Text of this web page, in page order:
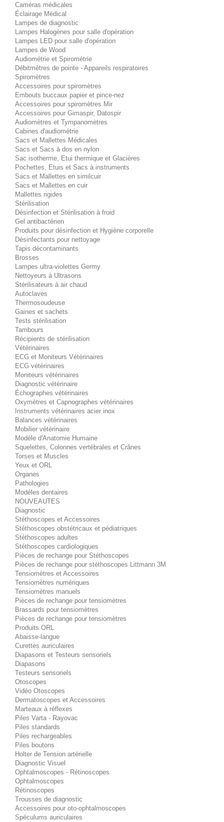
Caméras médicales
Éclairage Médical
Lampes de diagnostic
Lampes Halogènes pour salle d'opération
Lampes LED pour salle d'opération
Lampes de Wood
Audiométrie et Spirométrie
Débitmètres de pointe - Appareils respiratoires
Spiromètres
Accessoires pour spiromètres
Embouts buccaux papier et pince-nez
Accessoires pour spiromètres Mir
Accessoires pour Gimaspir, Datospir
Audiomètres et Tympanomètres
Cabines d'audiométrie
Sacs et Mallettes Médicales
Sacs et Sacs à dos en nylon
Sac isotherme, Etui thermique et Glacières
Pochettes, Etuis et Sacs à instruments
Sacs et Mallettes en similcuir
Sacs et Mallettes en cuir
Mallettes rigides
Stérilisation
Désinfection et Stérilisation à froid
Gel antibactérien
Produits pour désinfection et Hygiène corporelle
Désinfectants pour nettoyage
Tapis décontaminants
Brosses
Lampes ultra-violettes Germy
Nettoyeurs à Ultrasons
Stérilisateurs à air chaud
Autoclaves
Thermosoudeuse
Gaines et sachets
Tests stérilisation
Tambours
Récipients de stérilisation
Vétérinaires
ECG et Moniteurs Vétérinaires
ECG vétérinaires
Moniteurs vétérinaires
Diagnostic vétérinaire
Échographes vétérinaires
Oxymètres et Capnographes vétérinaires
Instruments vétérinaires acier inox
Balances vétérinaires
Mobilier vétérinaire
Modèle d'Anatomie Humaine
Squelettes, Colonnes vertébrales et Crânes
Torses et Muscles
Yeux et ORL
Organes
Pathologies
Modèles dentaires
NOUVEAUTES
Diagnostic
Stéthoscopes et Accessoires
Stéthoscopes obstétricaux et pédiatriques
Stéthoscopes adultes
Stéthoscopes cardiologiques
Pièces de rechange pour Stéthoscopes
Pièces de rechange pour stéthoscopes Littmann 3M
Tensiomètres et Accessoires
Tensiomètres numériques
Tensiomètres manuels
Pièces de rechange pour tensiomètres
Brassards pour tensiomètres
Pièces de rechange pour tensiomètres
Produits ORL
Abaisse-langue
Curettes auriculaires
Diapasons et Testeurs sensoriels
Diapasons
Testeurs sensoriels
Otoscopes
Vidéo Otoscopes
Dermatoscopes et Accessoires
Marteaux à réflexes
Piles Varta - Rayovac
Piles standards
Piles rechargeables
Piles boutons
Holter de Tension artérielle
Diagnostic Visuel
Ophtalmoscopes - Rétinoscopes
Ophtalmoscopes
Rétinoscopes
Trousses de diagnostic
Accessoires pour oto-ophtalmoscopes
Spéculums auriculaires